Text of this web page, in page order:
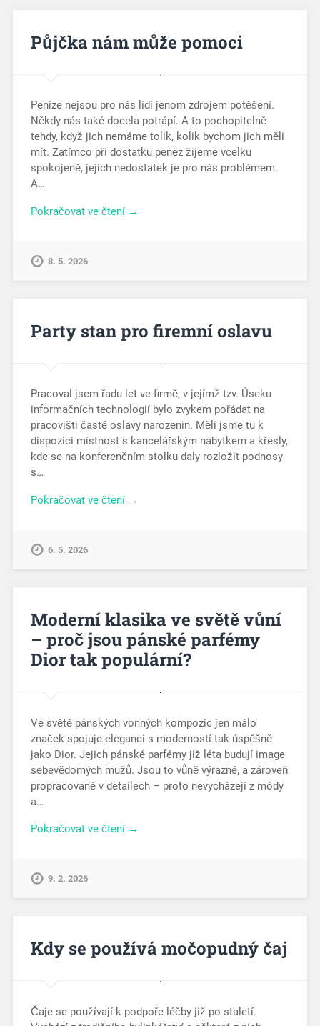
Půjčka nám může pomoci
Peníze nejsou pro nás lidi jenom zdrojem potěšení.
Někdy nás také docela potrápí. A to pochopitelně
tehdy, když jich nemáme tolik, kolik bychom jich měli
mít. Zatímco při dostatku peněz žijeme vcelku
spokojeně, jejich nedostatek je pro nás problémem.
A…
Pokračovat ve čtení →
8. 5. 2026
Party stan pro firemní oslavu
Pracoval jsem řadu let ve firmě, v jejímž tzv. Úseku
informačních technologií bylo zvykem pořádat na
pracovišti časté oslavy narozenin. Měli jsme tu k
dispozici místnost s kancelářským nábytkem a křesly,
kde se na konferenčním stolku daly rozložit podnosy
s…
Pokračovat ve čtení →
6. 5. 2026
Moderní klasika ve světě vůní
– proč jsou pánské parfémy
Dior tak populární?
Ve světě pánských vonných kompozic jen málo
značek spojuje eleganci s moderností tak úspěšně
jako Dior. Jejich pánské parfémy již léta budují image
sebevědomých mužů. Jsou to vůně výrazné, a zároveň
propracované v detailech – proto nevycházejí z módy
a…
Pokračovat ve čtení →
9. 2. 2026
Kdy se používá močopudný čaj
Čaje se používají k podpoře léčby již po staletí.